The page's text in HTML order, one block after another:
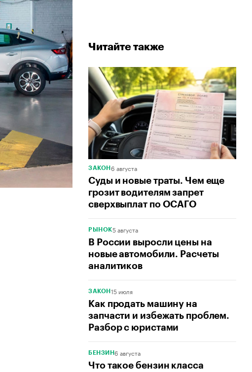
Читайте также
ЗАКОН 6 августа
Суды и новые траты. Чем еще
грозит водителям запрет
сверхвыплат по ОСАГО
РЫНОК5 августа
В России выросли цены на
новые автомобили. Расчеты
аналитиков
ЗАКОН 15 июля
Как продать машину на
запчасти и избежать проблем.
Разбор с юристами
БЕНЗИН6 августа
Что такое бензин класса